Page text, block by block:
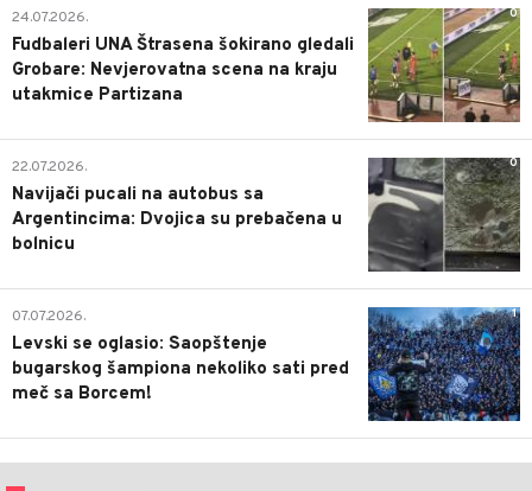
0
24.07.2026.
Fudbaleri UNA Štrasena šokirano gledali
Grobare: Nevjerovatna scena na kraju
utakmice Partizana
0
22.07.2026.
Navijači pucali na autobus sa
Argentincima: Dvojica su prebačena u
bolnicu
1
07.07.2026.
Levski se oglasio: Saopštenje
bugarskog šampiona nekoliko sati pred
meč sa Borcem!